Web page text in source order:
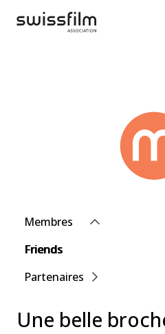
Membres
Friends
Partenaires
Une belle